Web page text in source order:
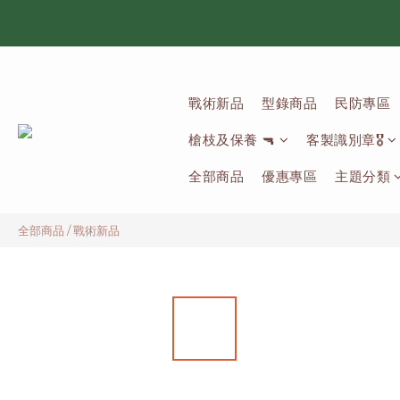
戰術新品 型錄商品 民防專區
槍枝及保養 🔫 客製識別章🎖️
全部商品 優惠專區 主題分類
全部商品 /戰術新品